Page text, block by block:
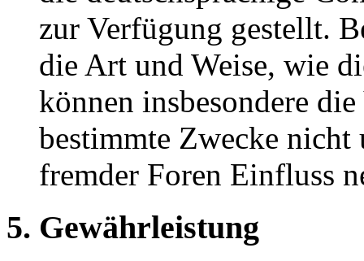
zur Verfügung gestellt.
die Art und Weise, wie
können insbesondere
bestimmte Zwecke nicht
fremder Foren Einfluss
5. Gewährleistung